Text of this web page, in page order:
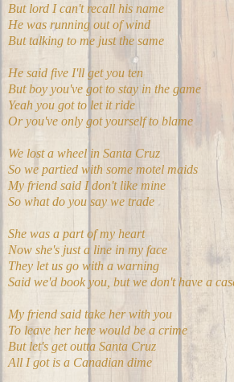
But lord I can't recall his name
He was running out of wind
But talking to me just the same
He said five I'll get you ten
But boy you've got to stay in the game
Yeah you got to let it ride
Or you've only got yourself to blame
We lost a wheel in Santa Cruz
So we partied with some motel maids
My friend said I don't like mine
So what do you say we trade
She was a part of my heart
Now she's just a line in my face
They let us go with a warning
Said we'd book you, but we don't have a
My friend said take her with you
To leave her here would be a crime
But let's get outta Santa Cruz
All I got is a Canadian dime